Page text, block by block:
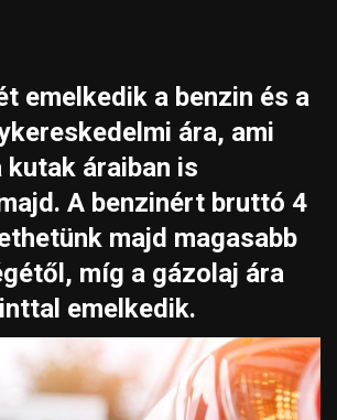
emelkedik a benzin és a
ára, ami
kutak áraiban is
A benzinért bruttó 4
majd magasabb
míg a gázolaj ára
emelkedik.